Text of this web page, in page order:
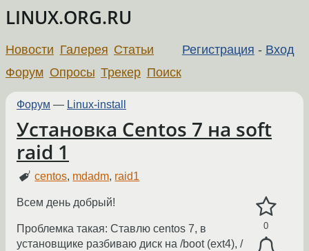
LINUX.ORG.RU
Регистрация - Вход
Новости Галерея Статьи
Форум Опросы Трекер Поиск
Форум — Linux-install
Установка Centos 7 на soft
raid 1
centos, mdadm, raid1
0
Всем день добрый!
Проблемка такая: Ставлю centos 7, в
установщике разбиваю диск на /boot (ext4), /